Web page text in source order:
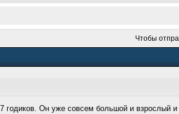
Чтобы
годиков. Он уже совсем большой и взрослый